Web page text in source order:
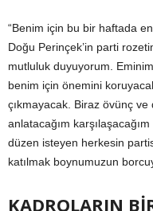
“Benim için bu bir haftada en
Doğu Perinçek’in parti
mutluluk duyuyorum.
benim için önemini
çıkmayacak. Biraz övünç
anlatacağım
düzen isteyen herkesin
katılmak boynumuzun
KADROLARIN